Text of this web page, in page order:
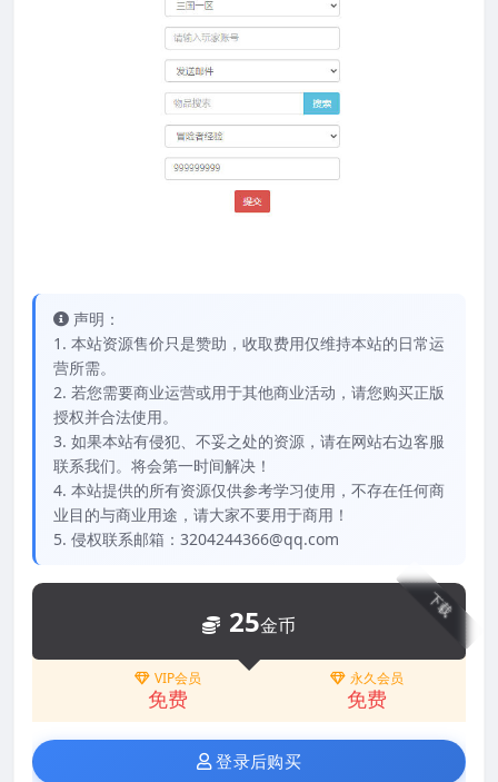
声明：
1. 本站资源售价只是赞助，收取费用仅维持本站的日常运
营所需。
2. 若您需要商业运营或用于其他商业活动，请您购买正版
授权并合法使用。
3. 如果本站有侵犯、不妥之处的资源，请在网站右边客服
联系我们。将会第一时间解决！
4. 本站提供的所有资源仅供参考学习使用，不存在任何商
业目的与商业用途，请大家不要用于商用！
5. 侵权联系邮箱：3204244366@qq.com
下载
25金币
VIP会员
免费
永久会员
免费
登录后购买